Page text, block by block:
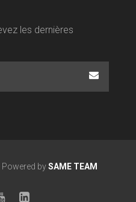
les dernières
bySAME TEAM